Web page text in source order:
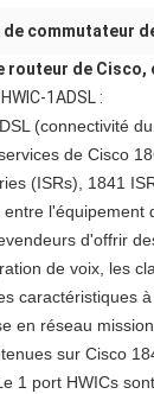
de commutateur
de Cisco,
1ADSL :
(connectivité
de Cisco
(ISRs), 1841
d'offrir
de voix, les
caractéristiques
en réseau
sur Cisco
1 port HWICs